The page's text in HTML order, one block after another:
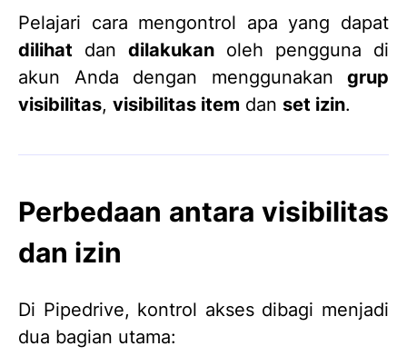
Pelajari cara mengontrol apa yang dapat
dilihat dan dilakukan oleh pengguna di
akun Anda dengan menggunakan grup
visibilitas, visibilitas item dan set izin.
Perbedaan antara visibilitas
dan izin
Di Pipedrive, kontrol akses dibagi menjadi
dua bagian utama: